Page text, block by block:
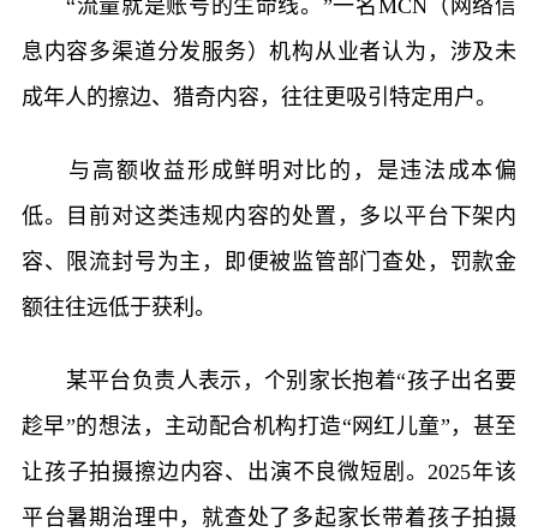
“流量就是账号的生命线。”一名MCN（网络信
息内容多渠道分发服务）机构从业者认为，涉及未
成年人的擦边、猎奇内容，往往更吸引特定用户。
与高额收益形成鲜明对比的，是违法成本偏
低。目前对这类违规内容的处置，多以平台下架内
容、限流封号为主，即便被监管部门查处，罚款金
额往往远低于获利。
某平台负责人表示，个别家长抱着“孩子出名要
趁早”的想法，主动配合机构打造“网红儿童”，甚至
让孩子拍摄擦边内容、出演不良微短剧。2025年该
平台暑期治理中，就查处了多起家长带着孩子拍摄